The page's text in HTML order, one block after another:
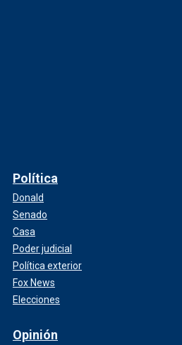
Política
Donald
Senado
Casa
Poder judicial
Política exterior
Fox News
Elecciones
Opinión